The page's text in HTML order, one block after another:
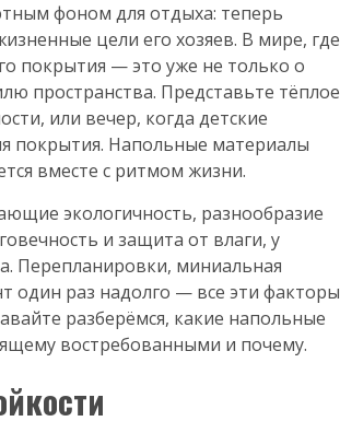
фоном для отдыха: теперь
цели его хозяев. В мире, где
покрытия — это уже не только о
пространства. Представьте тёплое
или вечер, когда детские
покрытия. Напольные материалы
вместе с ритмом жизни.
экологичность, разнообразие
и защита от влаги, у
Перепланировки, миниальная
один раз надолго — все эти факторы
разберёмся, какие напольные
востребованными и почему.